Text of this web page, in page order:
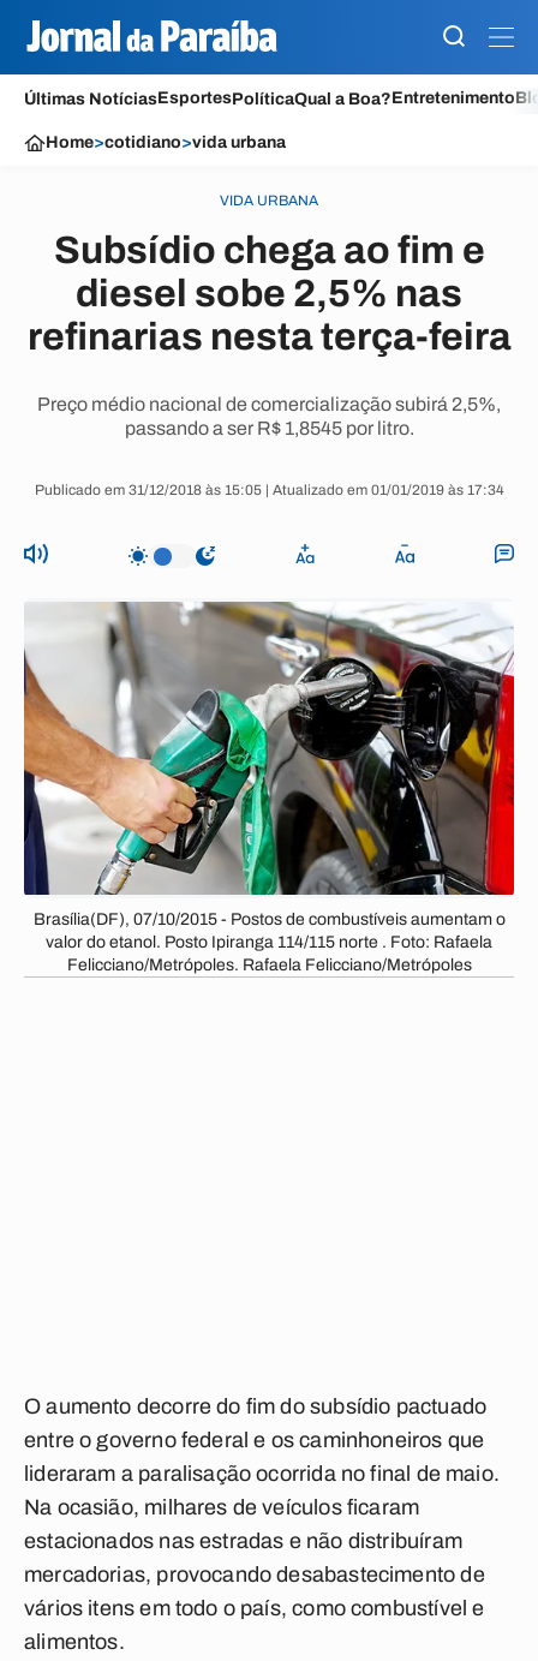
Últimas NotíciasEsportesPolíticaQual a Boa?Entretenimento
Home>cotidiano>vida urbana
VIDA URBANA
Subsídio chega ao fim e
diesel sobe 2,5% nas
refinarias nesta terça-feira
Preço médio nacional de comercialização subirá 2,5%,
passando a ser R$ 1,8545 por litro.
Publicado em 31/12/2018 às 15:05 | Atualizado em 01/01/2019 às 17:34
Brasília(DF), 07/10/2015 - Postos de combustíveis aumentam o
valor do etanol. Posto Ipiranga 114/115 norte . Foto: Rafaela
Felicciano/Metrópoles. Rafaela Felicciano/Metrópoles
O aumento decorre do fim do subsídio pactuado
entre o governo federal e os caminhoneiros que
lideraram a paralisação ocorrida no final de maio.
Na ocasião, milhares de veículos ficaram
estacionados nas estradas e não distribuíram
mercadorias, provocando desabastecimento de
vários itens em todo o país, como combustível e
alimentos.